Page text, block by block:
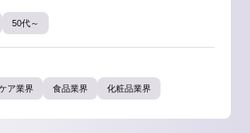
50代～
ア業界 食品業界 化粧品業界